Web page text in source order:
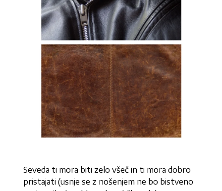
Seveda ti mora biti zelo všeč in ti mora dobro
pristajati (usnje se z nošenjem ne bo bistveno